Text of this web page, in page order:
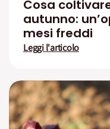
Cosa
autunno:
mesi freddi
Leggi l'articolo